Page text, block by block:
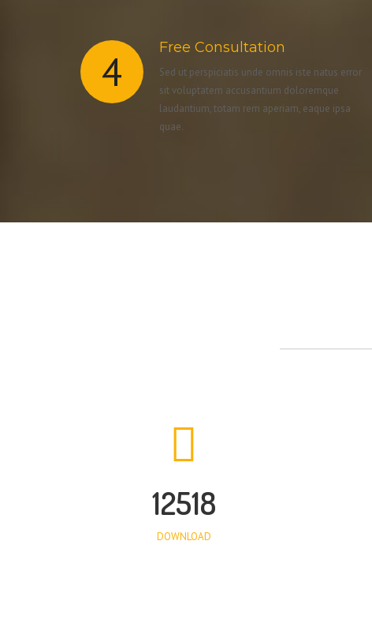
4 Free Consultation
Sed ut perspiciatis unde omnis iste natus error
sit voluptatem accusantium doloremque
laudantium, totam rem aperiam, eaque ipsa
quae.
12518
DOWNLOAD